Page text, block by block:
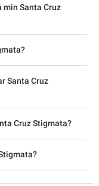
min Santa Cruz
Santa Cruz
Cruz Stigmata?